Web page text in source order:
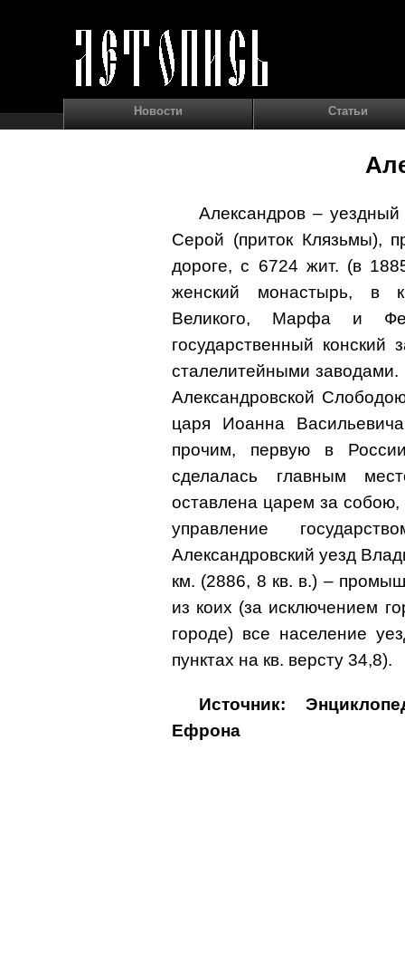
Новости Статьи
Александров –
Серой (приток Клязьмы),
дороге, с 6724 жит. (в
женский монастырь, в
Великого, Марфа и
государственный конский
сталелитейными
Александровской
царя Иоанна
прочим, первую в
сделалась главным
оставлена царем за собою,
управление
Александровский уезд
км. (2886, 8 кв. в.) –
из коих (за исключением
городе) все население
пунктах на кв. версту 34,8).
Источник:
Ефрона